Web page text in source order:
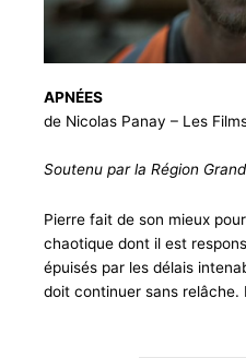
APNÉES
de Nicolas Panay – Les
Soutenu par la Région
Pierre fait de son mieux
chaotique dont il est
épuisés par les délais
doit continuer sans relâche.